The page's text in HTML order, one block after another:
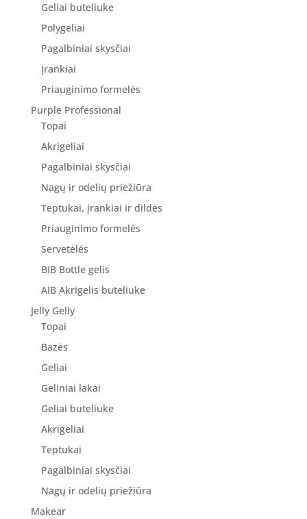
Geliai buteliuke
Polygeliai
Pagalbiniai skysčiai
Įrankiai
Priauginimo formelės
Purple Professional
Topai
Akrigeliai
Pagalbiniai skysčiai
Nagų ir odelių priežiūra
Teptukai, įrankiai ir dildės
Priauginimo formelės
Servetėlės
BIB Bottle gelis
AIB Akrigelis buteliuke
Jelly Gelly
Topai
Bazės
Geliai
Geliniai lakai
Geliai buteliuke
Akrigeliai
Teptukai
Pagalbiniai skysčiai
Nagų ir odelių priežiūra
Makear